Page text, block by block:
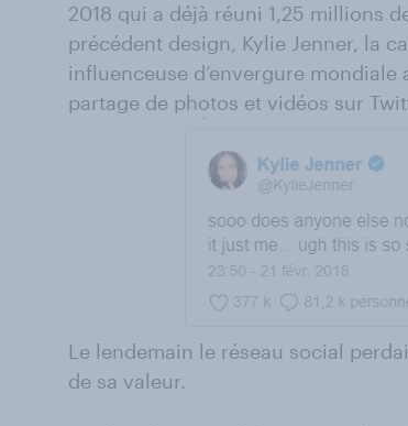
2018 qui a déjà réuni 1,25 millions
précédent design, Kylie Jenner, la
influenceuse d’envergure mondiale
partage de photos et vidéos sur
Le lendemain le réseau social
de sa valeur.